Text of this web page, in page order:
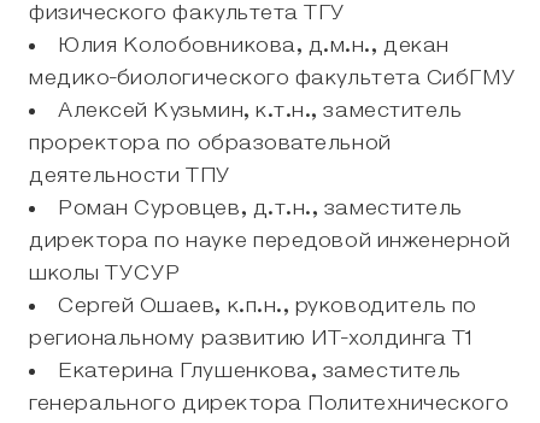
физического факультета ТГУ
Юлия Колобовникова, д.м.н., декан
медико-биологического факультета СибГМУ
Алексей Кузьмин, к.т.н., заместитель
проректора по образовательной
деятельности ТПУ
Роман Суровцев, д.т.н., заместитель
директора по науке передовой инженерной
школы ТУСУР
Сергей Ошаев, к.п.н., руководитель по
региональному развитию ИТ-холдинга Т1
Екатерина Глушенкова, заместитель
генерального директора Политехнического